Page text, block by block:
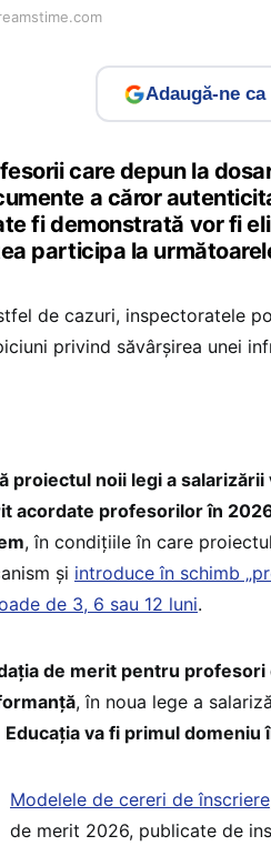
Adaugă-ne
care depun la
a căror
fi demonstrată vor fi
participa la
de cazuri, inspectoratele
privind săvârșirea unei
proiectul noii legi a
acordate profesorilor în
, în condițiile în care
și introduce în schimb
de 3, 6 sau 12 luni.
de merit pentru
, în noua lege a
Educația va fi primul domeniu
Modelele de cereri de înscriere
de merit 2026, publicate de